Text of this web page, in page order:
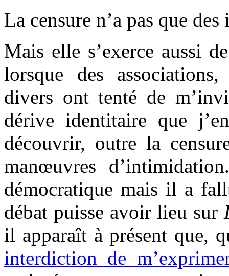
La censure n’a pas que
Mais elle s’exerce aussi
lorsque des
divers ont tenté de
dérive identitaire que
découvrir, outre la
manœuvres
démocratique mais il a
débat puisse avoir lieu sur
il apparaît à présent que,
interdiction de